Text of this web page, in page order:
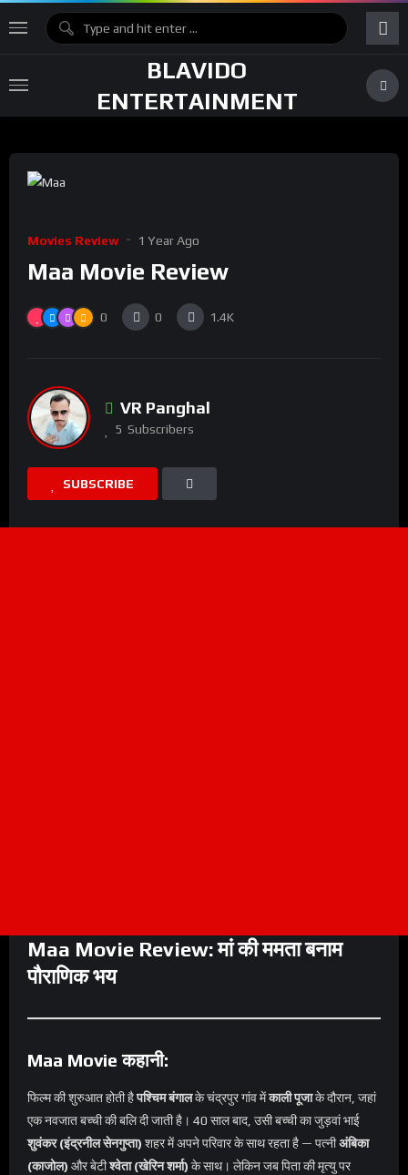
BLAVIDO
ENTERTAINMENT
Movies Review 1 Year Ago
Maa Movie Review
0 0 1.4K
VR Panghal
5 Subscribers
SUBSCRIBE
Maa Movie Review: मां की ममता बनाम
पौराणिक भय
Maa Movie कहानी:
फिल्म की शुरुआत होती हैपश्चिम बंगालके चंद्रपुर गांव मेंकाली पूजाके दौरान, जहां
एक नवजात बच्ची की बलि दी जाती है। 40 साल बाद, उसी बच्ची का जुड़वां भाई
शुवंकर (इंद्रनील सेनगुप्ता) शहर में अपने परिवार के साथ रहता है — पत्नीअंबिका
(काजोल) और बेटीश्वेता (खेरिन शर्मा) के साथ। लेकिन जब पिता की मृत्यु पर